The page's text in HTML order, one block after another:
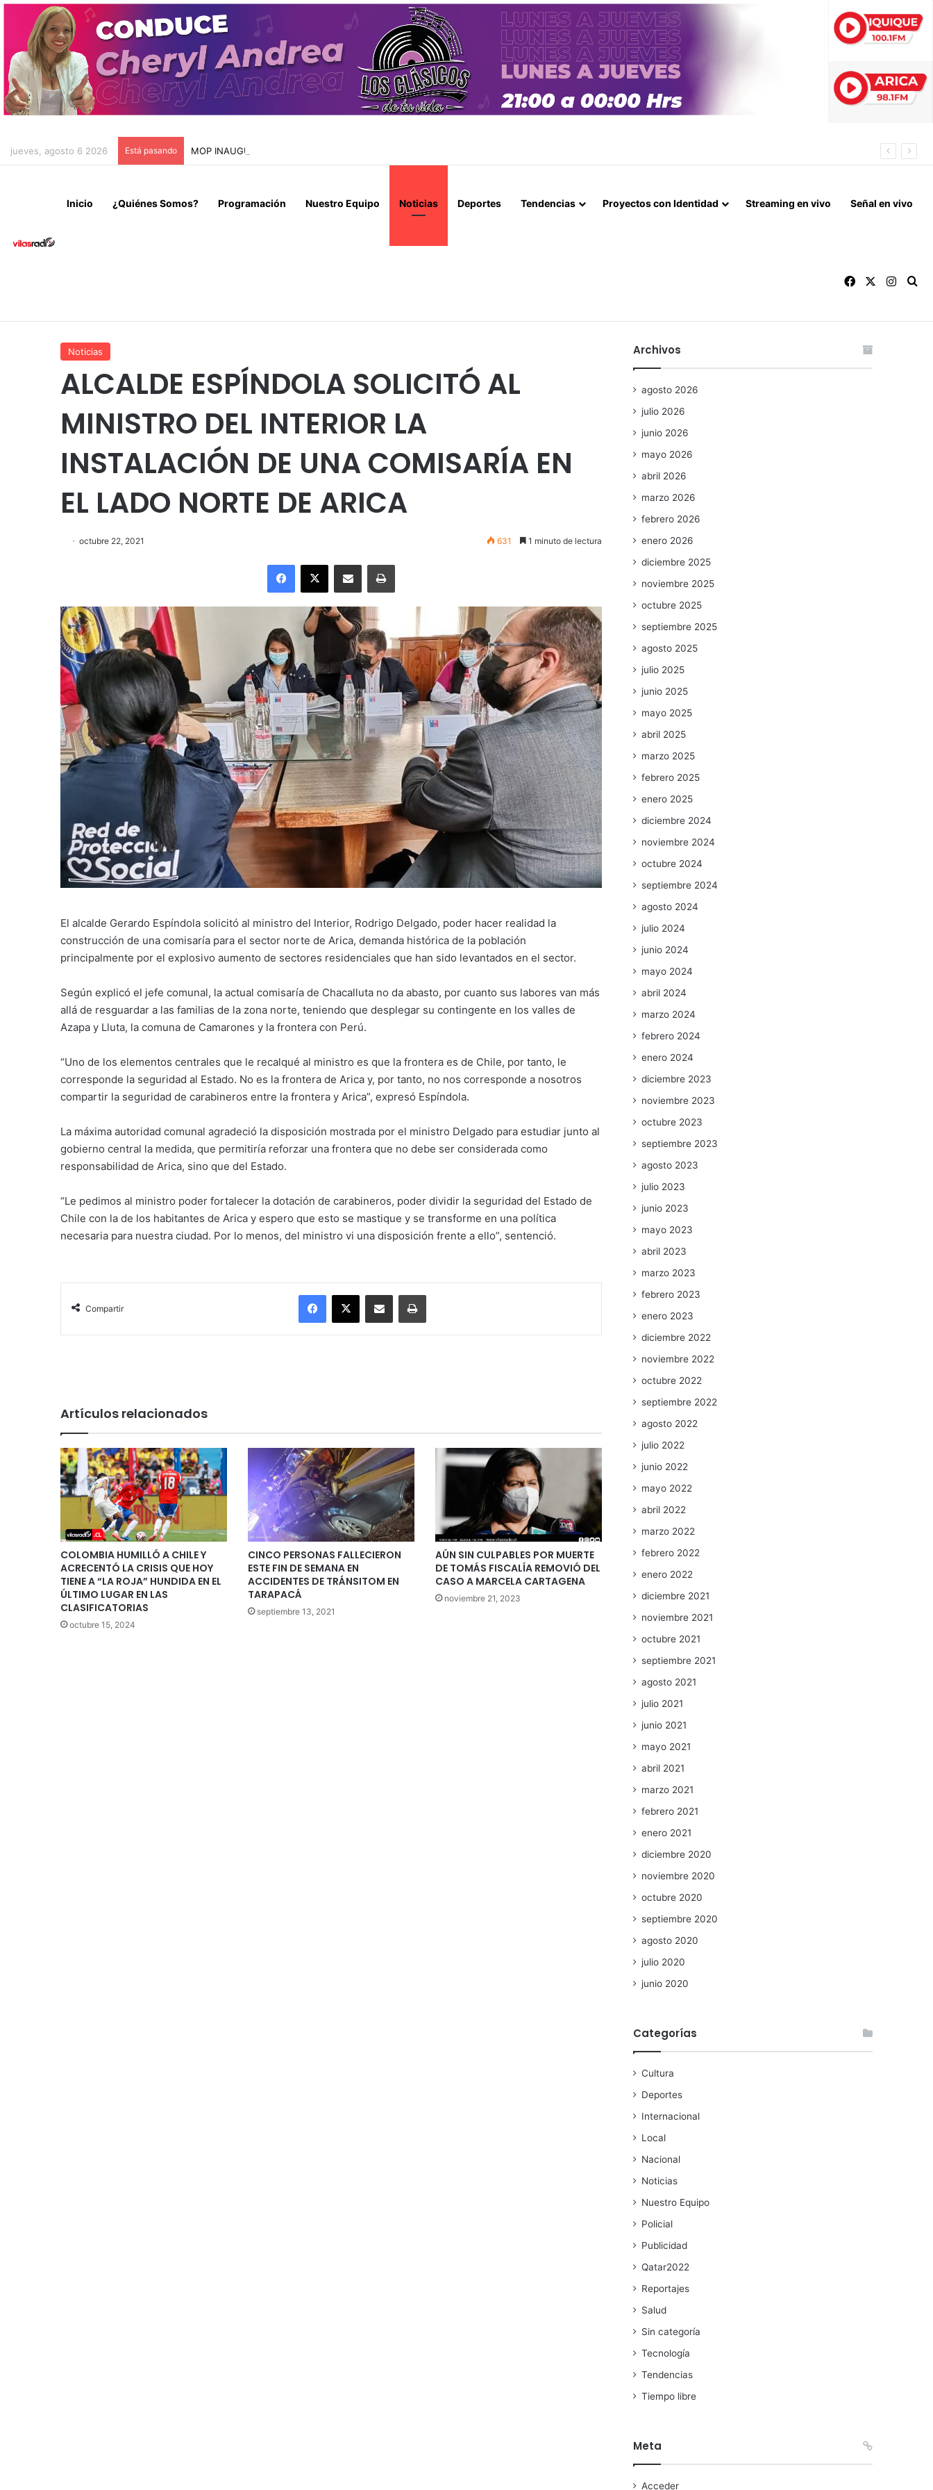
jueves, agosto 6 2026 Está pasando MOP INAUGURA OBRA VIAL EN CALETA VÍTOR PARA EVITAR CORTES DE RUTA DURANTE LAS CRECIDAS ESTIVALES EN ARICA Y PARINACOTA
Inicio ¿Quiénes Somos? Programación Nuestro Equipo Noticias Deportes Tendencias Proyectos con Identidad Streaming en vivo Señal en vivo
Facebook
Noticias
ALCALDE ESPÍNDOLA SOLICITÓ AL
MINISTRO DEL INTERIOR LA
INSTALACIÓN DE UNA COMISARÍA EN
EL LADO NORTE DE ARICA
octubre 22, 2021 631 1 minuto de lectura
Facebook
X Enviar vía email Imprimir
El alcalde Gerardo Espíndola solicitó al ministro del Interior, Rodrigo Delgado, poder hacer realidad la
construcción de una comisaría para el sector norte de Arica, demanda histórica de la población
principalmente por el explosivo aumento de sectores residenciales que han sido levantados en el sector.
Según explicó el jefe comunal, la actual comisaría de Chacalluta no da abasto, por cuanto sus labores van más
allá de resguardar a las familias de la zona norte, teniendo que desplegar su contingente en los valles de
Azapa y Lluta, la comuna de Camarones y la frontera con Perú.
“Uno de los elementos centrales que le recalqué al ministro es que la frontera es de Chile, por tanto, le
corresponde la seguridad al Estado. No es la frontera de Arica y, por tanto, no nos corresponde a nosotros
compartir la seguridad de carabineros entre la frontera y Arica”, expresó Espíndola.
La máxima autoridad comunal agradeció la disposición mostrada por el ministro Delgado para estudiar junto al
gobierno central la medida, que permitiría reforzar una frontera que no debe ser considerada como
responsabilidad de Arica, sino que del Estado.
“Le pedimos al ministro poder fortalecer la dotación de carabineros, poder dividir la seguridad del Estado de
Chile con la de los habitantes de Arica y espero que esto se mastique y se transforme en una política
necesaria para nuestra ciudad. Por lo menos, del ministro vi una disposición frente a ello”, sentenció.
Compartir
Facebook
X Enviar vía email Imprimir
Artículos relacionados
COLOMBIA HUMILLÓ A CHILE Y
ACRECENTÓ LA CRISIS QUE HOY
TIENE A “LA ROJA” HUNDIDA EN EL
ÚLTIMO LUGAR EN LAS
CLASIFICATORIAS
octubre 15, 2024
CINCO PERSONAS FALLECIERON
ESTE FIN DE SEMANA EN
ACCIDENTES DE TRÁNSITOM EN
TARAPACÁ
septiembre 13, 2021
AÚN SIN CULPABLES POR MUERTE
DE TOMÁS FISCALÍA REMOVIÓ DEL
CASO A MARCELA CARTAGENA
noviembre 21, 2023
Archivos
agosto 2026
julio 2026
junio 2026
mayo 2026
abril 2026
marzo 2026
febrero 2026
enero 2026
diciembre 2025
noviembre 2025
octubre 2025
septiembre 2025
agosto 2025
julio 2025
junio 2025
mayo 2025
abril 2025
marzo 2025
febrero 2025
enero 2025
diciembre 2024
noviembre 2024
octubre 2024
septiembre 2024
agosto 2024
julio 2024
junio 2024
mayo 2024
abril 2024
marzo 2024
febrero 2024
enero 2024
diciembre 2023
noviembre 2023
octubre 2023
septiembre 2023
agosto 2023
julio 2023
junio 2023
mayo 2023
abril 2023
marzo 2023
febrero 2023
enero 2023
diciembre 2022
noviembre 2022
octubre 2022
septiembre 2022
agosto 2022
julio 2022
junio 2022
mayo 2022
abril 2022
marzo 2022
febrero 2022
enero 2022
diciembre 2021
noviembre 2021
octubre 2021
septiembre 2021
agosto 2021
julio 2021
junio 2021
mayo 2021
abril 2021
marzo 2021
febrero 2021
enero 2021
diciembre 2020
noviembre 2020
octubre 2020
septiembre 2020
agosto 2020
julio 2020
junio 2020
Categorías
Cultura
Deportes
Internacional
Local
Nacional
Noticias
Nuestro Equipo
Policial
Publicidad
Qatar2022
Reportajes
Salud
Sin categoría
Tecnología
Tendencias
Tiempo libre
Meta
Acceder